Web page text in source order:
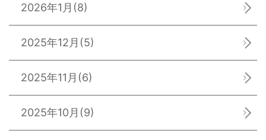
2026年1月 (8)
2025年12月 (5)
2025年11月 (6)
2025年10月 (9)